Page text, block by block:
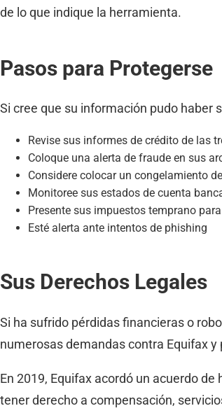
de lo que indique la herramienta.
Pasos para Protegerse
Si cree que su información pudo
Revise sus informes de crédito de las
Coloque una alerta de fraude en sus
Considere colocar un congelamiento
Monitoree sus estados de cuenta
Presente sus impuestos temprano
Esté alerta ante intentos de phishing
Sus Derechos Legales
Si ha sufrido pérdidas financieras o
numerosas demandas contra Equifax
En 2019, Equifax acordó un acuerdo
tener derecho a compensación,